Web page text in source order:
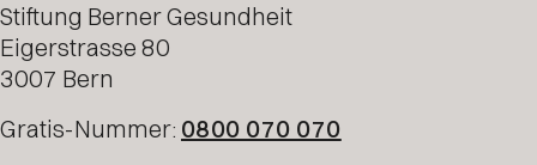
Stiftung Berner Gesundheit
Eigerstrasse 80
3007 Bern
Gratis-Nummer: 0800 070 070